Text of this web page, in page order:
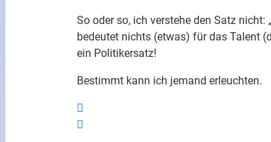
So oder so, ich verstehe den Satz
bedeutet nichts (etwas) für das Talent
ein Politikersatz!
Bestimmt kann ich jemand erleuchten.